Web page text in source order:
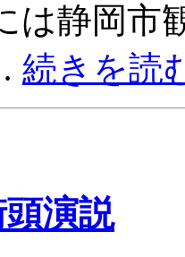
は静岡市
続きを読
演説